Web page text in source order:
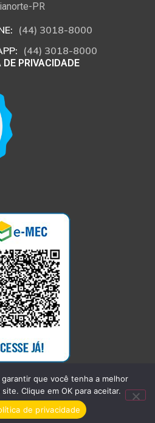
PR
(44) 3018-8000
(44) 3018-8000
DE PRIVACIDADE
DESIGN YOUNG STUDIO
que você tenha a melhor
Clique em OK para aceitar.
de privacidade